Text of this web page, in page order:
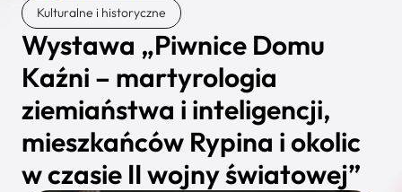
Miasto
Kategoria
Wyszukaj
Kulturalne i historyczne
Wystawa „Piwnice Domu
Kaźni – martyrologia
ziemiaństwa i inteligencji,
mieszkańców Rypina i okolic
w czasie II wojny światowej”